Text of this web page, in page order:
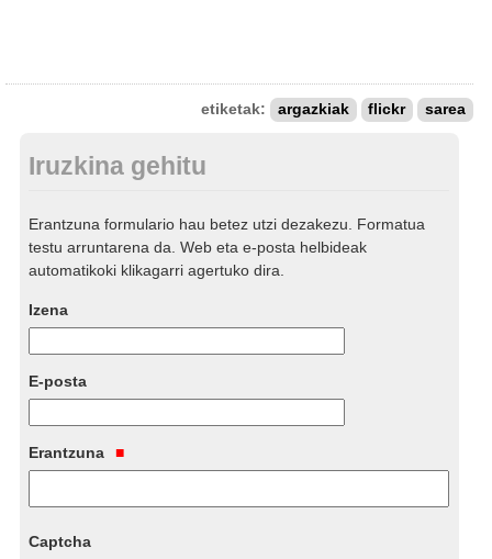
etiketak: argazkiak flickr sarea
Iruzkina gehitu
Erantzuna formulario hau betez utzi dezakezu. Formatua
testu arruntarena da. Web eta e-posta helbideak
automatikoki klikagarri agertuko dira.
Izena
E-posta
Erantzuna
Captcha